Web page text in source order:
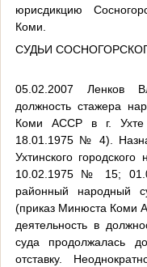
юрисдикцию
Коми.
СУДЬИ
05.02.2007 Ленков
должность стажера
Коми АССР в г.
18.01.1975 № 4).
Ухтинского
10.02.1975 № 15;
районный народный
(приказ Минюста Коми
деятельность в
суда продолжалась
отставку.